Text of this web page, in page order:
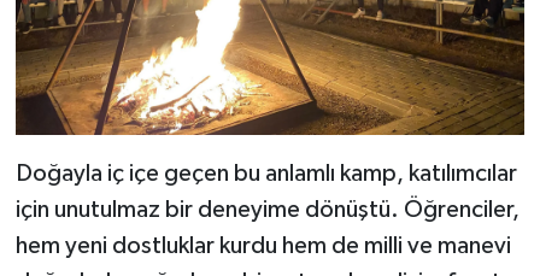
Doğayla iç içe geçen bu anlamlı kamp, katılımcılar
için unutulmaz bir deneyime dönüştü. Öğrenciler,
hem yeni dostluklar kurdu hem de milli ve manevi